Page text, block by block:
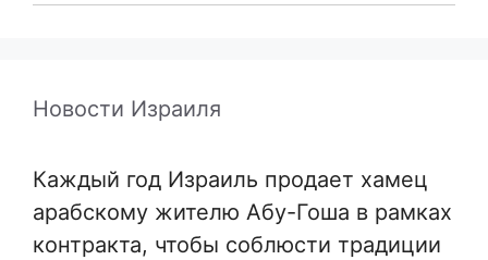
Новости Израиля
Каждый год Израиль продает хамец
арабскому жителю Абу-Гоша в рамках
контракта, чтобы соблюсти традиции